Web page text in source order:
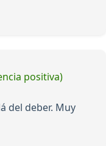
positiva)
del deber. Muy